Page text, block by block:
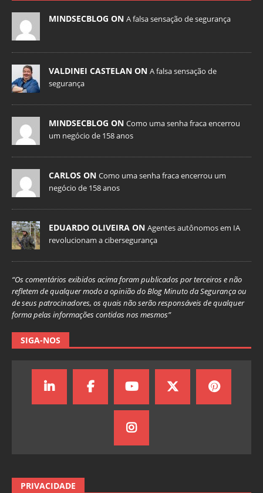
MINDSECBLOG ON A falsa sensação de segurança
VALDINEI CASTELAN ON A falsa sensação de
segurança
MINDSECBLOG ON Como uma senha fraca encerrou
um negócio de 158 anos
CARLOS ON Como uma senha fraca encerrou um
negócio de 158 anos
EDUARDO OLIVEIRA ON Agentes autônomos em IA
revolucionam a cibersegurança
“Os comentários exibidos acima foram publicados por terceiros e não
refletem de qualquer modo a opinião do Blog Minuto da Segurança ou
de seus patrocinadores, os quais não serão responsáveis de qualquer
forma pelas informações contidas nos mesmos”
SIGA-NOS
PRIVACIDADE